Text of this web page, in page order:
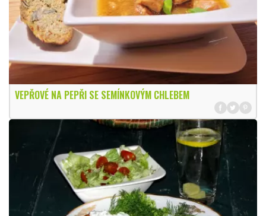
VEPŘOVÉ NA PEPŘI SE SEMÍNKOVÝM CHLEBEM